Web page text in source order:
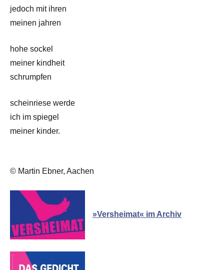
jedoch mit ihren
meinen jahren
hohe sockel
meiner kindheit
schrumpfen
scheinriese werde
ich im spiegel
meiner kinder.
© Martin Ebner, Aachen
»Versheimat« im Archiv